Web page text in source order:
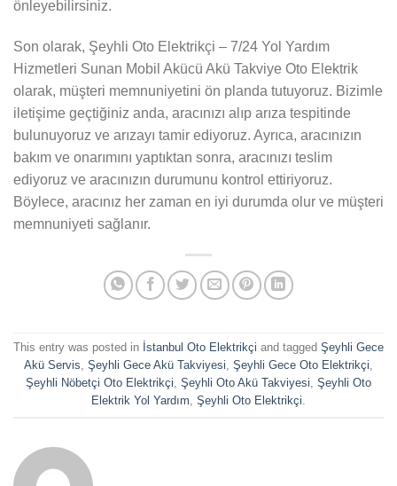
önleyebilirsiniz.
Son olarak, Şeyhli Oto Elektrikçi – 7/24 Yol Yardım
Hizmetleri Sunan Mobil Akücü Akü Takviye Oto Elektrik
olarak, müşteri memnuniyetini ön planda tutuyoruz. Bizimle
iletişime geçtiğiniz anda, aracınızı alıp arıza tespitinde
bulunuyoruz ve arızayı tamir ediyoruz. Ayrıca, aracınızın
bakım ve onarımını yaptıktan sonra, aracınızı teslim
ediyoruz ve aracınızın durumunu kontrol ettiriyoruz.
Böylece, aracınız her zaman en iyi durumda olur ve müşteri
memnuniyeti sağlanır.
This entry was posted in İstanbul Oto Elektrikçi and tagged Şeyhli Gece
Akü Servis, Şeyhli Gece Akü Takviyesi, Şeyhli Gece Oto Elektrikçi,
Şeyhli Nöbetçi Oto Elektrikçi, Şeyhli Oto Akü Takviyesi, Şeyhli Oto
Elektrik Yol Yardım, Şeyhli Oto Elektrikçi.